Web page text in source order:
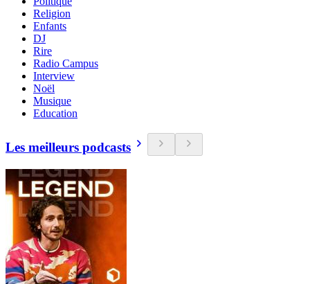
Religion
Enfants
DJ
Rire
Radio Campus
Interview
Noël
Musique
Education
Les meilleurs podcasts